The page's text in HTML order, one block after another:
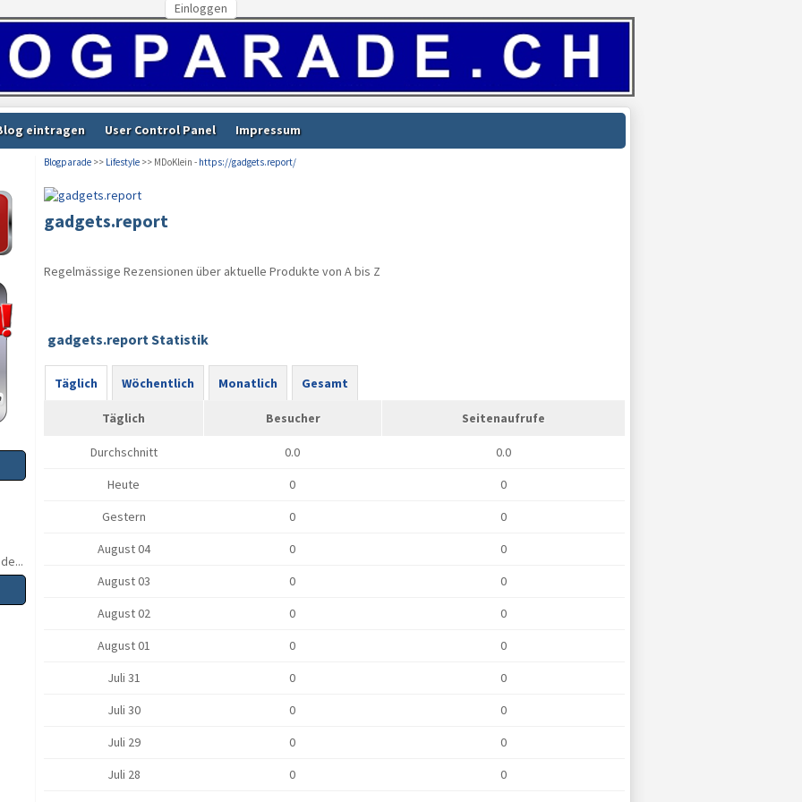
Einloggen
eintragen User Control Panel Impressum
Blogparade >> Lifestyle >> MDoKlein - https://gadgets.report/
gadgets.report
Regelmässige Rezensionen über aktuelle Produkte von A bis Z
gadgets.report Statistik
Täglich Wöchentlich Monatlich Gesamt
Täglich Besucher Seitenaufrufe
Durchschnitt 0.0
0.0
Heute
0
0
Gestern
0
0
August 04
0
0
August 03
0
0
August 02
0
0
August 01
0
0
Juli 31
0
0
Juli 30
0
0
Juli 29
0
0
Juli 28
0
0